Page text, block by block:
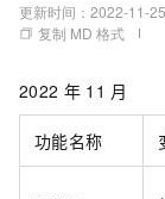
更新时间： 2022-11-
复制 MD 格式
2022 年 11 月
功能名称